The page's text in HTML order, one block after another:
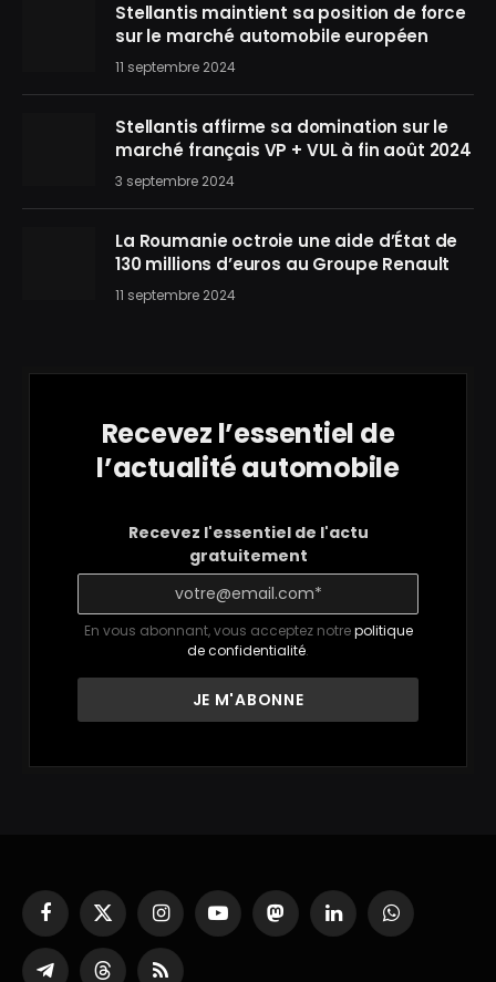
Stellantis maintient sa position de force
sur le marché automobile européen
11 septembre 2024
Stellantis affirme sa domination sur le
marché français VP + VUL à fin août 2024
3 septembre 2024
La Roumanie octroie une aide d’État de
130 millions d’euros au Groupe Renault
11 septembre 2024
Recevez l’essentiel de
l’actualité automobile
Recevez l'essentiel de l'actu
gratuitement
En vous abonnant, vous acceptez notrepolitique
de confidentialité.
Facebook
X
(Twitter)
InstagramYouTubeMastodonLinkedInWhatsApp